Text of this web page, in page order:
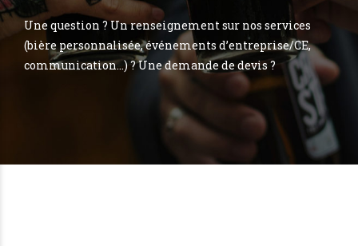
Une question ? Un renseignement sur nos services
(bière personnalisée, événements d’entreprise/CE,
communication…) ? Une demande de devis ?